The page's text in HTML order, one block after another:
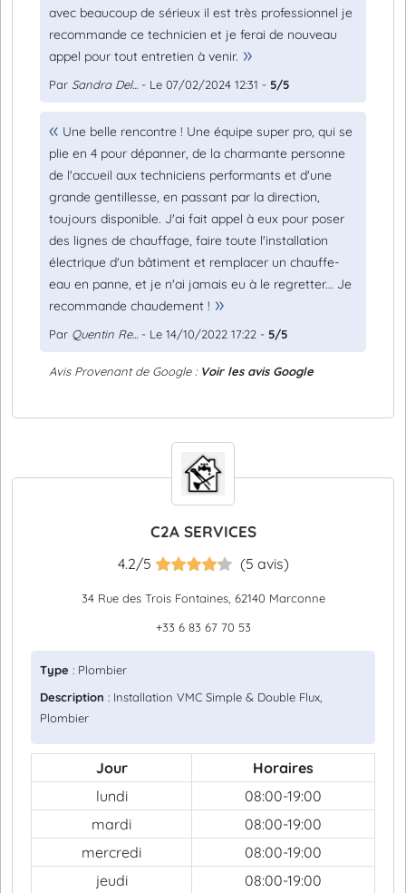
avec beaucoup de sérieux il est très professionnel je
recommande ce technicien et je ferai de nouveau
appel pour tout entretien à venir.
Par Sandra Del... - Le 07/02/2024 12:31 - 5/5
Une belle rencontre ! Une équipe super pro, qui se
plie en 4 pour dépanner, de la charmante personne
de l'accueil aux techniciens performants et d'une
grande gentillesse, en passant par la direction,
toujours disponible. J'ai fait appel à eux pour poser
des lignes de chauffage, faire toute l'installation
électrique d'un bâtiment et remplacer un chauffe-
eau en panne, et je n'ai jamais eu à le regretter... Je
recommande chaudement !
Par Quentin Re... - Le 14/10/2022 17:22 - 5/5
Avis Provenant de Google : Voir les avis Google
C2A SERVICES
4.2/5 (5 avis)
34 Rue des Trois Fontaines, 62140 Marconne
+33 6 83 67 70 53
Type : Plombier
Description : Installation VMC Simple & Double Flux,
Plombier
Jour
Horaires
lundi
08:00-19:00
mardi
08:00-19:00
mercredi
08:00-19:00
jeudi
08:00-19:00